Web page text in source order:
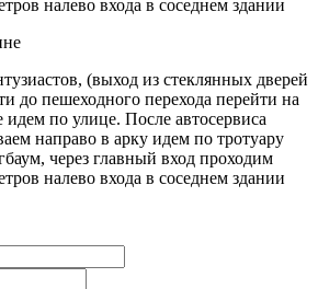
налево входа в соседнем здании
(выход из стеклянных дверей
до пешеходного перехода перейти на
идем по улице. После автосервиса
направо в арку идем по тротуару
через главный вход проходим
налево входа в соседнем здании